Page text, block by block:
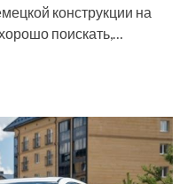
конструкции на
поискать,…